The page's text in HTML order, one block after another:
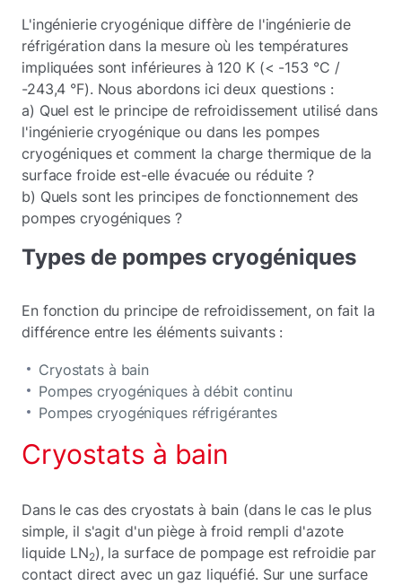
L'ingénierie cryogénique diffère de l'ingénierie de
réfrigération dans la mesure où les températures
impliquées sont inférieures à 120 K (< -153 °C /
-243,4 °F). Nous abordons ici deux questions :
a) Quel est le principe de refroidissement utilisé dans
l'ingénierie cryogénique ou dans les pompes
cryogéniques et comment la charge thermique de la
surface froide est-elle évacuée ou réduite ?
b) Quels sont les principes de fonctionnement des
pompes cryogéniques ?
Types de pompes cryogéniques
En fonction du principe de refroidissement, on fait la
différence entre les éléments suivants :
Cryostats à bain
Pompes cryogéniques à débit continu
Pompes cryogéniques réfrigérantes
Cryostats à bain
Dans le cas des cryostats à bain (dans le cas le plus
simple, il s'agit d'un piège à froid rempli d'azote
liquide LN2), la surface de pompage est refroidie par
contact direct avec un gaz liquéfié. Sur une surface